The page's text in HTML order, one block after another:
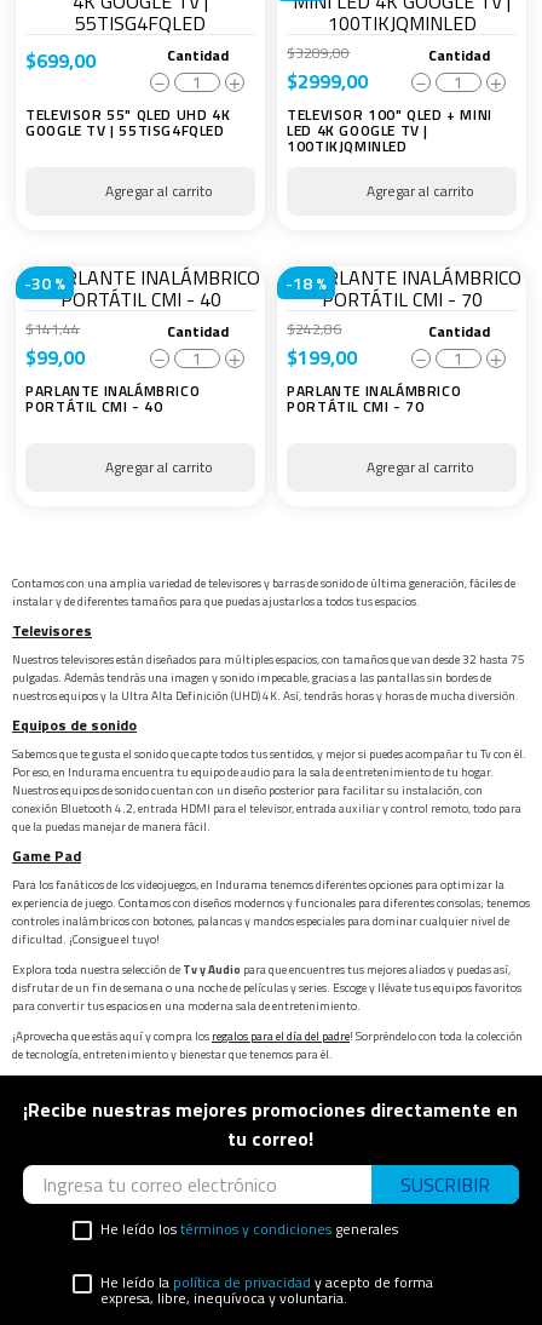
$699,00 Cantidad
＋
－
TELEVISOR 55" QLED UHD 4K
GOOGLE TV | 55TISG4FQLED
$3289,00
$2999,00
Cantidad
＋
－
TELEVISOR 100" QLED + MINI
LED 4K GOOGLE TV |
100TIKJQMINLED
-30 %
$141,44
$99,00
Cantidad
＋
－
PARLANTE INALÁMBRICO
PORTÁTIL CMI - 40
-18 %
$242,86
$199,00
Cantidad
＋
－
PARLANTE INALÁMBRICO
PORTÁTIL CMI - 70
Contamos con una amplia variedad de televisores y barras de sonido de última generación, fáciles de
instalar y de diferentes tamaños para que puedas ajustarlos a todos tus espacios.
Televisores
Nuestros televisores están diseñados para múltiples espacios, con tamaños que van desde 32 hasta 75
pulgadas. Además tendrás una imagen y sonido impecable, gracias a las pantallas sin bordes de
nuestros equipos y la Ultra Alta Definición (UHD) 4K. Así, tendrás horas y horas de mucha diversión.
Equipos de sonido
Sabemos que te gusta el sonido que capte todos tus sentidos, y mejor si puedes acompañar tu Tv con él.
Por eso, en Indurama encuentra tu equipo de audio para la sala de entretenimiento de tu hogar.
Nuestros equipos de sonido cuentan con un diseño posterior para facilitar su instalación, con
conexión Bluetooth 4.2, entrada HDMI para el televisor, entrada auxiliar y control remoto, todo para
que la puedas manejar de manera fácil.
Game Pad
Para los fanáticos de los videojuegos, en Indurama tenemos diferentes opciones para optimizar la
experiencia de juego. Contamos con diseños modernos y funcionales para diferentes consolas; tenemos
controles inalámbricos con botones, palancas y mandos especiales para dominar cualquier nivel de
dificultad. ¡Consigue el tuyo!
Explora toda nuestra selección de Tv y Audio para que encuentres tus mejores aliados y puedas así,
disfrutar de un fin de semana o una noche de películas y series. Escoge y llévate tus equipos favoritos
para convertir tus espacios en una moderna sala de entretenimiento.
¡Aprovecha que estás aquí y compra los regalos para el día del padre! Sorpréndelo con toda la colección
de tecnología, entretenimiento y bienestar que tenemos para él.
¡Recibe nuestras mejores promociones directamente en
tu correo!
SUSCRIBIR
He leído lostérminos y condicionesgenerales
He leído la política de privacidad y acepto de forma
expresa, libre, inequívoca y voluntaria.